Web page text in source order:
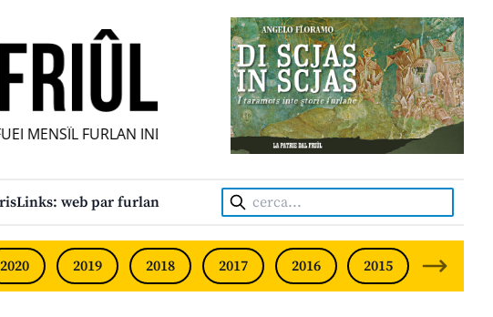
MENSÎL FURLAN INDIPENDENT • INDEPENDENT FRIULIAN MONTHLY •
Links: web par furlan Cerca:
2020 2019 2018 2017 2016 2015 2014